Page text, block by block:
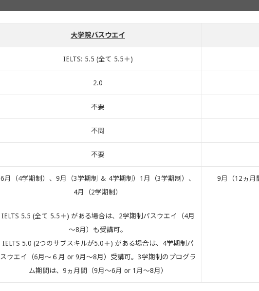
大学院パスウエイ
IELTS: 5.5 (全て 5.5＋)
2.0
不要
不問
不要
6月（4学期制）、9月（3学期制 ＆ 4学期制）1月（3学期制）、
4月（2学期制）
9月（12ヵ月
IELTS 5.5 (全て 5.5＋) がある場合は、2学期制パスウエイ（4月
～8月）も受講可。
IELTS 5.0 (2つのサブスキルが5.0＋) がある場合は、4学期制パ
スウエイ（6月～６月 or 9月～8月）受講可。3学期制のプログラ
ム期間は、9ヵ月間（9月～6月 or 1月～8月）